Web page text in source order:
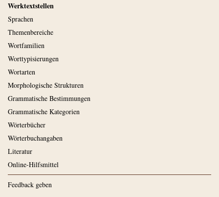
Werktextstellen
Sprachen
Themenbereiche
Wortfamilien
Worttypisierungen
Wortarten
Morphologische Strukturen
Grammatische Bestimmungen
Grammatische Kategorien
Wörterbücher
Wörterbuchangaben
Literatur
Online-Hilfsmittel
Feedback geben